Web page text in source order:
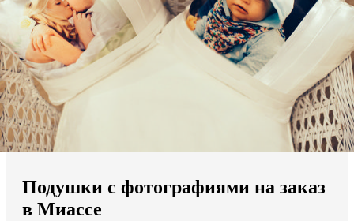
Мы доставляем по всему миру
Продолжить без города
Подушки с фотографиями на заказ
в Миассе